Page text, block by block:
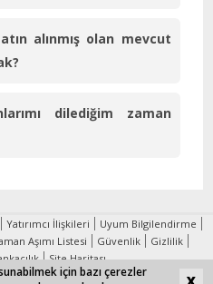
için bazı çerezler
alınmış olan mevcut
dilediğim zaman
Yatırımcı İlişkileri
Uyum Bilgilendirme
Aşımı Listesi Güvenlik
Gizlilik
Site Haritası